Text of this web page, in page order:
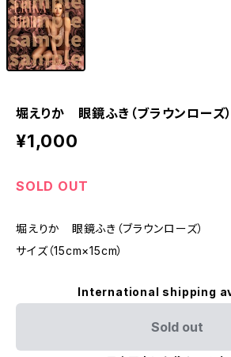
堀えりか 眼鏡ふき（ブラウンローズ）
¥1,000
SOLD OUT
堀えりか 眼鏡ふき（ブラウンローズ）
サイズ（15cm×15cm）
International shipping
Sold out